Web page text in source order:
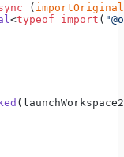
( importOriginal
<typeof import (